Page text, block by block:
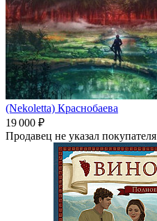
(Nekoletta) Краснобаева
19 000 ₽
Продавец не указал покупателя